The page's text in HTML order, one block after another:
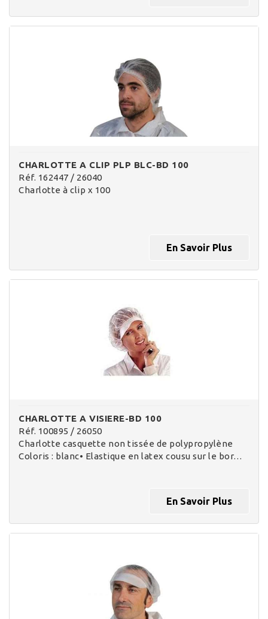
CHARLOTTE A CLIP PLP BLC-BD 100
Réf. 162447 / 26040
Charlotte à clip x 100
En Savoir Plus
CHARLOTTE A VISIERE-BD 100
Réf. 100895 / 26050
Charlotte casquette non tissée de polypropylène
Coloris : blanc• Elastique en latex cousu sur le bor…
En Savoir Plus